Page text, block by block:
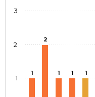
1
2
1 1 1
1
2
3